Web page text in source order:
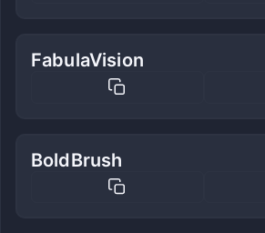
FabulaVision
BoldBrush